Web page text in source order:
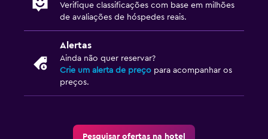
Mídia e entretenimento
Rádio
TV de tela plana
Verifique classificações com base em milhões
de avaliações de hóspedes reais.
Alertas
Ainda não quer reservar?
Crie um alerta de preço para acompanhar os
preços.
Pesquisar ofertas na hotel